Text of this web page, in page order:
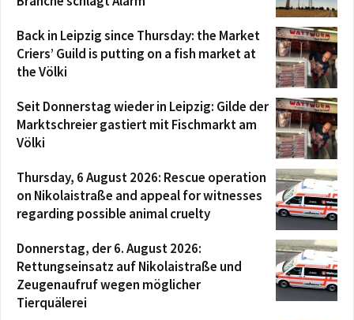
Back in Leipzig since Thursday: the Market
Criers’ Guild is putting on a fish market at
the Völki
Seit Donnerstag wieder in Leipzig: Gilde der
Marktschreier gastiert mit Fischmarkt am
Völki
Thursday, 6 August 2026: Rescue operation
on Nikolaistraße and appeal for witnesses
regarding possible animal cruelty
Donnerstag, der 6. August 2026:
Rettungseinsatz auf Nikolaistraße und
Zeugenaufruf wegen möglicher
Tierquälerei